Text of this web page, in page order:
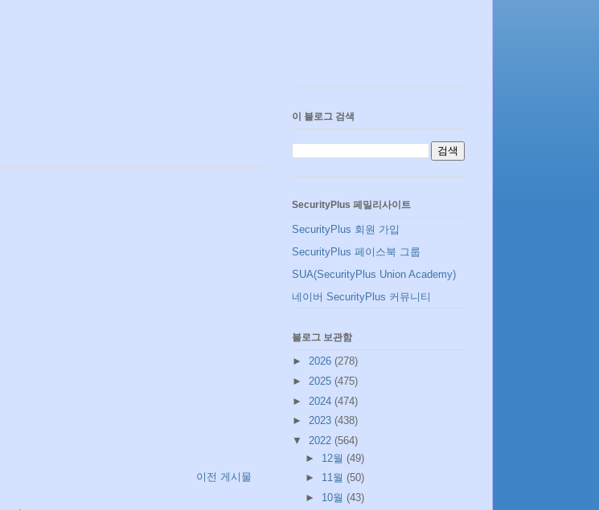
이전 게시물
이 블로그 검색
SecurityPlus 페밀리사이트
SecurityPlus 회원 가입
SecurityPlus 페이스북 그룹
SUA(SecurityPlus Union Academy)
네이버 SecurityPlus 커뮤니티
블로그 보관함
► 2026 (278)
► 2025 (475)
► 2024 (474)
► 2023 (438)
▼ 2022 (564)
► 12월 (49)
► 11월 (50)
► 10월 (43)